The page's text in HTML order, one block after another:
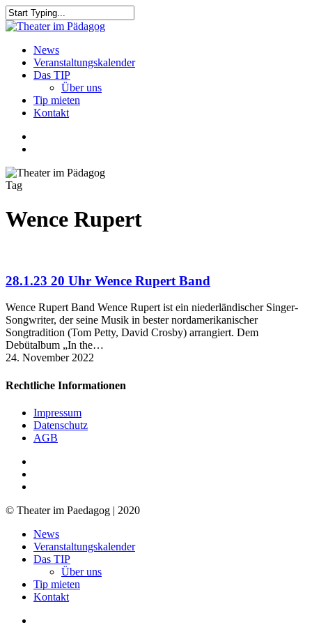
Skip
to
content
Close
search
Menu
News
Veranstaltungskalender
Das TIP
Über uns
Tip mieten
Kontakt
Tag
Wence Rupert
28.1.23 20 Uhr Wence Rupert Band
Wence Rupert Band Wence Rupert ist ein niederländischer Singer-
Songwriter, der seine Musik in bester nordamerikanischer
Songtradition (Tom Petty, David Crosby) arrangiert. Dem
Debütalbum „In the…
24. November 2022
Rechtliche Informationen
Impressum
Datenschutz
AGB
© Theater im Paedagog | 2020
Close
Menu
News
Veranstaltungskalender
Das TIP
Über uns
Tip mieten
Kontakt